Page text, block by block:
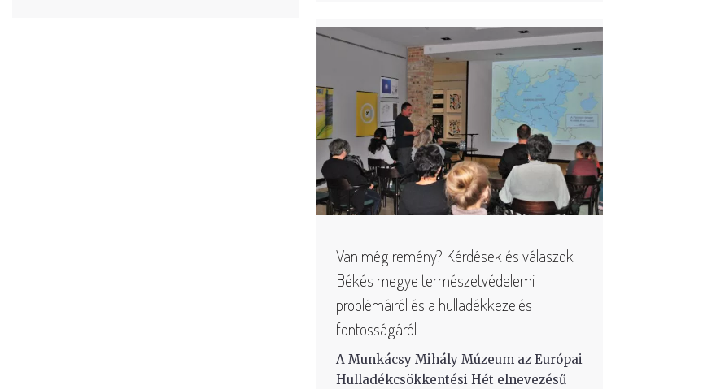
Van még remény? Kérdések és válaszok
Békés megye természetvédelemi
problémáiról és a hulladékkezelés
fontosságáról
A Munkácsy Mihály Múzeum az Európai
Hulladékcsökkentési Hét elnevezésű